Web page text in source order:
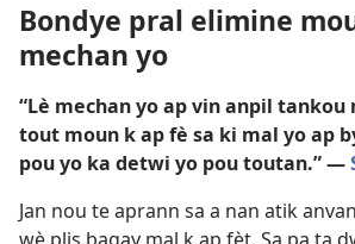
Bondye pral elimine
mechan yo
“Lè mechan yo ap vin anpil tankou
tout moun k ap fè sa ki mal yo ap
pou yo ka detwi yo pou toutan.” —
Jan nou te aprann sa a nan atik